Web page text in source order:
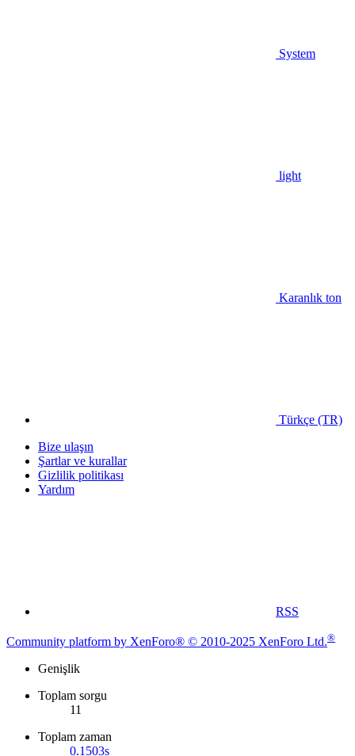
System
light
Karanlık ton
Türkçe (TR)
Bize ulaşın
Şartlar ve kurallar
Gizlilik politikası
Yardım
RSS
Community platform by XenForo® © 2010-2025 XenForo Ltd.®
Genişlik
Toplam sorgu
11
Toplam zaman
0.1503s